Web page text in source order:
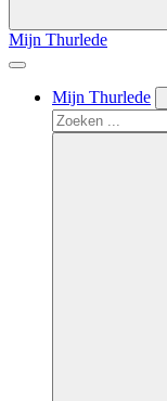
Mijn Thurlede
Mijn Thurlede